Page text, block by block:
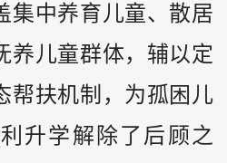
集中养育儿童、散居
养儿童群体，辅以定
帮扶机制，为孤困儿
升学解除了后顾之